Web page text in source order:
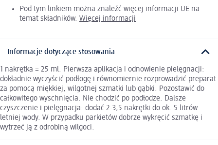
Pod tym linkiem można znaleźć więcej informacji UE na
temat składników. Więcej informacji
Informacje dotyczące stosowania
1 nakrętka = 25 ml. Pierwsza aplikacja i odnowienie pielęgnacji:
dokładnie wyczyścić podłogę i równomiernie rozprowadzić preparat
za pomocą miękkiej, wilgotnej szmatki lub gąbki. Pozostawić do
całkowitego wyschnięcia. Nie chodzić po podłodze. Dalsze
czyszczenie i pielęgnacja: dodać 2-3,5 nakrętki do ok. 5 litrów
letniej wody. W przypadku parkietów dobrze wykręcić szmatkę i
wytrzeć ją z odrobiną wilgoci.